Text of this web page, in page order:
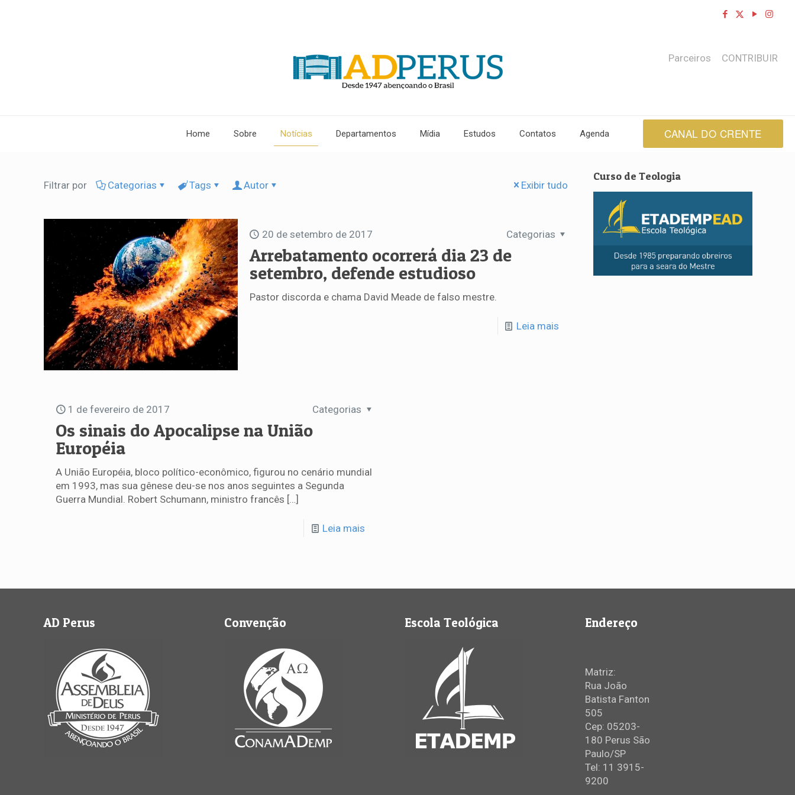
Home Sobre Notícias Departamentos Mídia Estudos Contatos Agenda
Parceiros CONTRIBUIR
CANAL DO CRENTE
Filtrar por Categorias Tags Autor Exibir tudo
20 de setembro de 2017 Categorias
Arrebatamento ocorrerá dia 23 de
setembro, defende estudioso
Pastor discorda e chama David Meade de falso mestre.
Leia mais
1 de fevereiro de 2017 Categorias
Os sinais do Apocalipse na União
Européia
A União Européia, bloco político-econômico, figurou no cenário mundial
em 1993, mas sua gênese deu-se nos anos seguintes a Segunda
Guerra Mundial. Robert Schumann, ministro francês […]
Leia mais
Curso de Teologia
AD Perus Convenção Escola Teológica Endereço
Matriz:
Rua João
Batista Fanton
505
Cep: 05203-
180 Perus São
Paulo/SP
Tel: 11 3915-
9200